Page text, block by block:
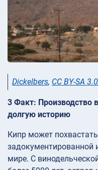
Dickelbers, CC BY-SA 3.0
3 Факт: Производство
долгую историю
Кипр может
задокументированной
мире. С